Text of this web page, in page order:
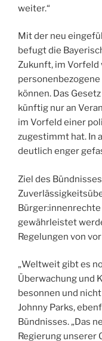
weiter.“
Mit der neu
befugt die
Zukunft, im Vorfeld
personenbezogene
können. Das
künftig nur an
im Vorfeld einer
zugestimmt hat. In
deutlich enger
Ziel des
Bürger:innenrechte
gewährleistet
Regelungen von
„Weltweit gibt es
Überwachung und
besonnen und
Johnny Parks,
Bündnisses. „Das
Regierung unserer